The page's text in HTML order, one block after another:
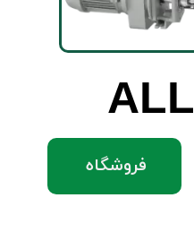
ALL
فروشگاه